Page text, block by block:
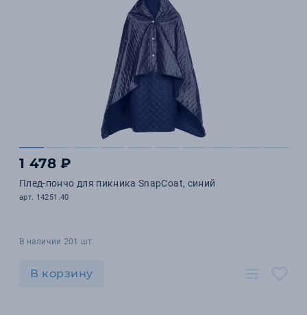
1 478 ₽
Плед-пончо для пикника SnapCoat, синий
арт. 14251.40
В наличии 201 шт.
В корзину